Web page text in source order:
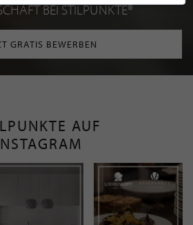
BEI STILPUNKTE®
GRATIS BEWERBEN
AUF